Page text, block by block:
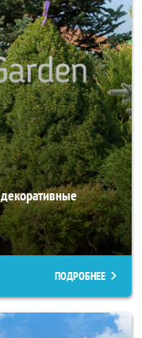
ПОДРОБНЕЕ